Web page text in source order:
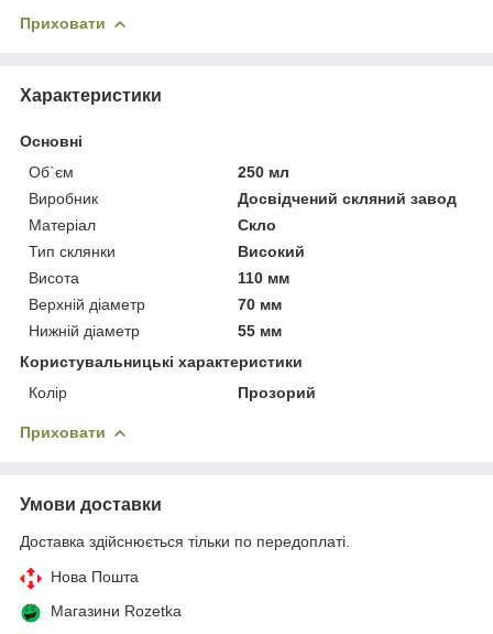
Приховати
Характеристики
Основні
Об`єм
250 мл
Виробник
Досвідчений скляний завод
Матеріал
Скло
Тип склянки
Високий
Висота
110 мм
Верхній діаметр
70 мм
Нижній діаметр
55 мм
Користувальницькі характеристики
Колір
Прозорий
Приховати
Умови доставки
Доставка здійснюється тільки по передоплаті.
Нова Пошта
Магазини Rozetka